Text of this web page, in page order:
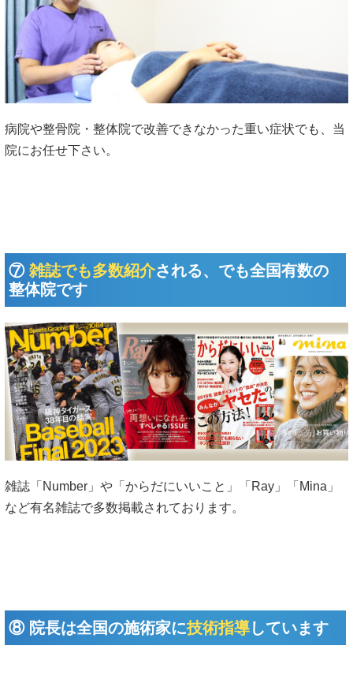
病院や整骨院・整体院で改善できなかった重い症状でも、当
院にお任せ下さい。
⑦ 雑誌でも多数紹介される、でも全国有数の
整体院です
雑誌「Number」や「からだにいいこと」「Ray」「Mina」
など有名雑誌で多数掲載されております。
⑧ 院長は全国の施術家に技術指導しています